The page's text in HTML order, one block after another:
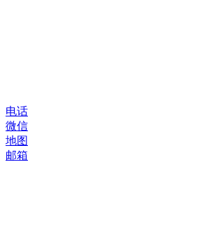
电话
微信
地图
邮箱